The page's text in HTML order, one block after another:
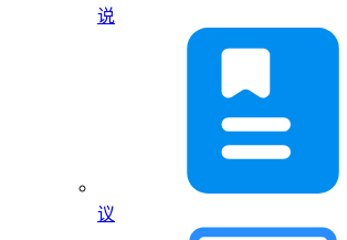
说
议